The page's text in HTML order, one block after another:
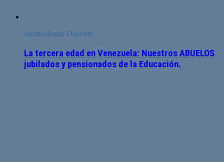
Sindicalismo Docente
La tercera edad en Venezuela: Nuestros ABUELOS
jubilados y pensionados de la Educación.